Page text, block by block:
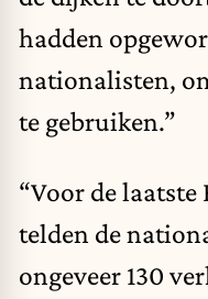
hadden
nationalisten,
te gebruiken.”
“Voor de laatste
telden de
ongeveer 130